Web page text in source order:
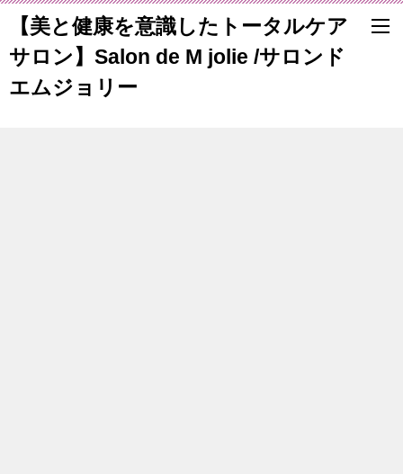
【美と健康を意識したトータルケア
サロン】Salon de M jolie /サロンド
エムジョリー